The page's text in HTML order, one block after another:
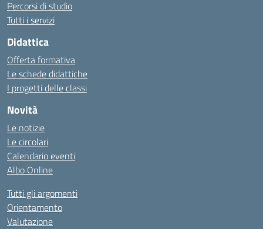
Percorsi di studio
Tutti i servizi
Didattica
Offerta formativa
Le schede didattiche
I progetti delle classi
Novità
Le notizie
Le circolari
Calendario eventi
Albo Online
Tutti gli argomenti
Orientamento
Valutazione